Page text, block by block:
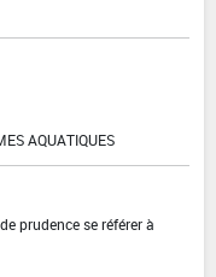
AQUATIQUES
prudence se référer à